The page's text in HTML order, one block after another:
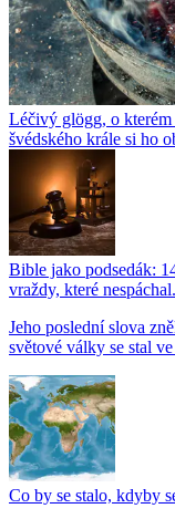
Léčivý glögg, o kterém
švédského krále si ho
Bible jako podsedák:
vraždy, které
Jeho poslední slova
světové války se stal
Co by se stalo, kdyby